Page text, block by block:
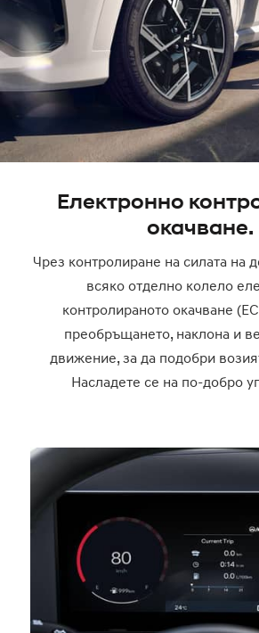
Електронно
окачване.
Чрез контролиране на силата на
всяко отделно колело
контролираното окачване
преобръщането, наклона и
движение, за да подобри
Насладете се на по-добро